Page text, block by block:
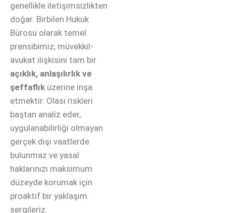
genellikle iletişimsizlikten
doğar. Birbilen Hukuk
Bürosu olarak temel
prensibimiz; müvekkil-
avukat ilişkisini tam bir
açıklık, anlaşılırlık ve
şeffaflık üzerine inşa
etmektir. Olası riskleri
baştan analiz eder,
uygulanabilirliği olmayan
gerçek dışı vaatlerde
bulunmaz ve yasal
haklarınızı maksimum
düzeyde korumak için
proaktif bir yaklaşım
sergileriz.